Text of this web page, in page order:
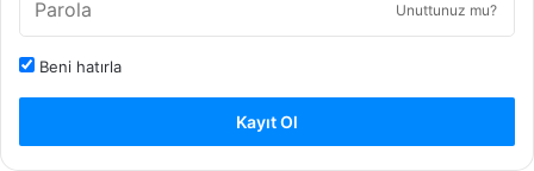
Unuttunuz mu?
Beni hatırla
Kayıt Ol